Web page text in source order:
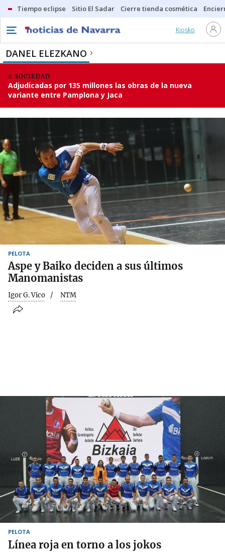
Tiempo eclipse Sitio El Sadar Cierre tienda cosmética
Kiosko
DANEL ELEZKANO
SOCIEDAD
Adjudicadas por 135 millones las obras de la nueva
variante entre Pamplona y Jaca
PELOTA
Aspe y Baiko deciden a sus últimos
Manomanistas
Igor G. Vico NTM
PELOTA
Línea roja en torno a los jokos